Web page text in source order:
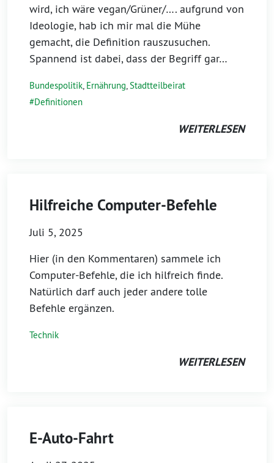
wird, ich wäre vegan/Grüner/…. aufgrund von
Ideologie, hab ich mir mal die Mühe
gemacht, die Definition rauszusuchen.
Spannend ist dabei, dass der Begriff gar…
Bundespolitik, Ernährung,Stadtteilbeirat
Definitionen
WEITERLESEN
Hilfreiche Computer-Befehle
Juli 5, 2025
Hier (in den Kommentaren) sammele ich
Computer-Befehle, die ich hilfreich finde.
Natürlich darf auch jeder andere tolle
Befehle ergänzen.
Technik
WEITERLESEN
E-Auto-Fahrt